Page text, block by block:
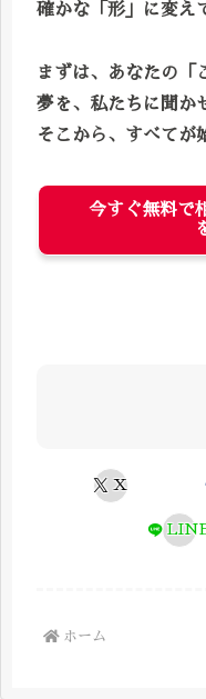
確かな「形」に変え
まずは、あなたの「
夢を、私たちに聞か
そこから、すべてが
今すぐ無料で
X
ホーム